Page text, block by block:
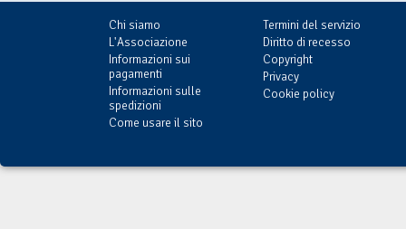
Chi siamo
L'Associazione
Informazioni sui
pagamenti
Informazioni sulle
spedizioni
Come usare il sito
Termini del servizio
Diritto di recesso
Copyright
Privacy
Cookie policy